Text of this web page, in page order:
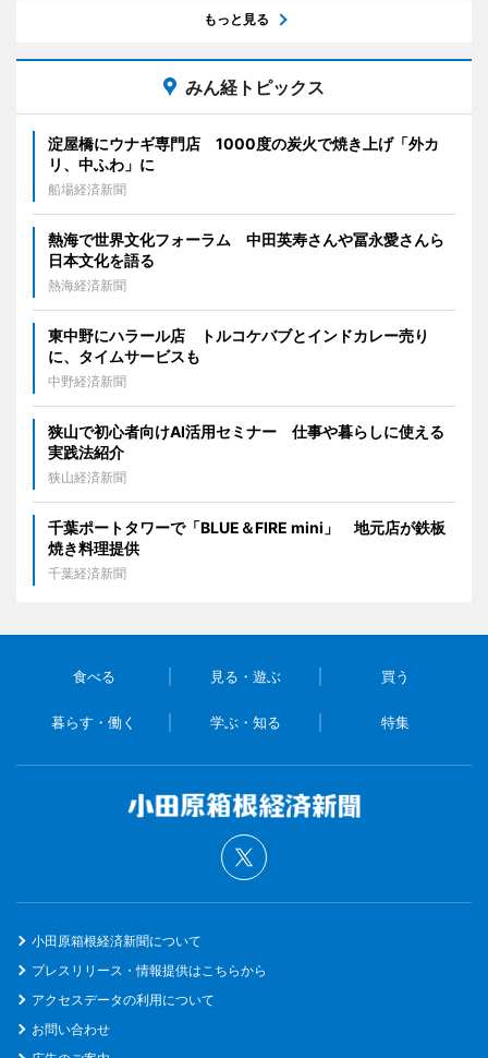
もっと見る
みん経トピックス
淀屋橋にウナギ専門店 1000度の炭火で焼き上げ「外カ
リ、中ふわ」に
船場経済新聞
熱海で世界文化フォーラム 中田英寿さんや冨永愛さんら
日本文化を語る
熱海経済新聞
東中野にハラール店 トルコケバブとインドカレー売り
に、タイムサービスも
中野経済新聞
狭山で初心者向けAI活用セミナー 仕事や暮らしに使える
実践法紹介
狭山経済新聞
千葉ポートタワーで「BLUE＆FIRE mini」 地元店が鉄板
焼き料理提供
千葉経済新聞
食べる 見る・遊ぶ 買う
暮らす・働く 学ぶ・知る 特集
小田原箱根経済新聞について
プレスリリース・情報提供はこちらから
アクセスデータの利用について
お問い合わせ